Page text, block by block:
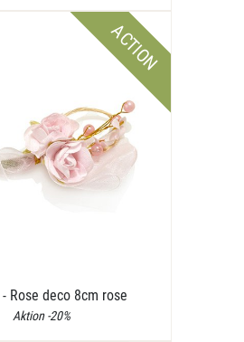
ACTION
- Rose deco 8cm rose
Aktion -20%